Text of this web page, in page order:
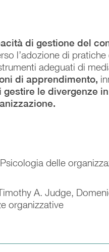
di gestione del
l’adozione di
adeguati di
di apprendimento,
gestire le divergenze
delle
A. Judge,
organizzative